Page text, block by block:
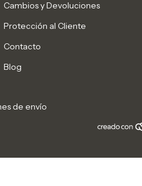
Cambios y Devoluciones
Protección al Cliente
Contacto
Blog
de envío